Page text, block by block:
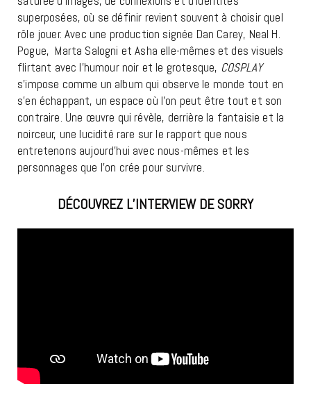
superposées, où se définir revient souvent à choisir quel
rôle jouer. Avec une production signée Dan Carey, Neal H.
Pogue, Marta Salogni et Asha elle-mêmes et des visuels
flirtant avec l’humour noir et le grotesque, COSPLAY
s’impose comme un album qui observe le monde tout en
s’en échappant, un espace où l’on peut être tout et son
contraire. Une œuvre qui révèle, derrière la fantaisie et la
noirceur, une lucidité rare sur le rapport que nous
entretenons aujourd’hui avec nous-mêmes et les
personnages que l’on crée pour survivre.
DÉCOUVREZ L’INTERVIEW DE SORRY